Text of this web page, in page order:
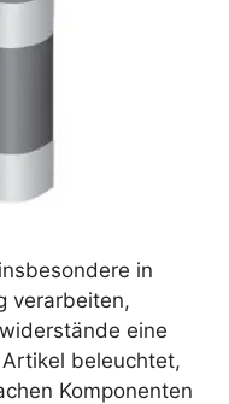
in
verarbeiten,
eine
beleuchtet,
Komponenten